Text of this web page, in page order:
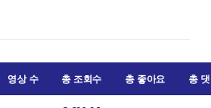
영상 수 총 조회수 총 좋아요 총